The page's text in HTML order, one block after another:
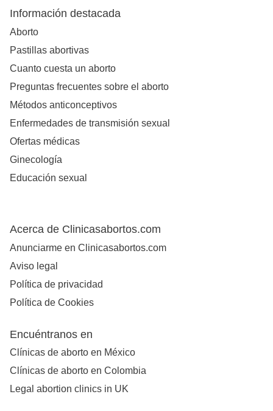
Información destacada
Aborto
Pastillas abortivas
Cuanto cuesta un aborto
Preguntas frecuentes sobre el aborto
Métodos anticonceptivos
Enfermedades de transmisión sexual
Ofertas médicas
Ginecología
Educación sexual
Acerca de Clinicasabortos.com
Anunciarme en Clinicasabortos.com
Aviso legal
Política de privacidad
Política de Cookies
Encuéntranos en
Clínicas de aborto en México
Clínicas de aborto en Colombia
Legal abortion clinics in UK